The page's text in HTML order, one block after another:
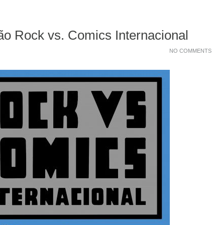
Rock vs. Comics Internacional
NO COMMENTS